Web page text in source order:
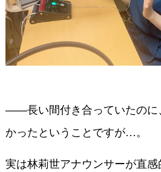
――長い間付き合っていたのに
かったということですが…。
実は林莉世アナウンサーが直